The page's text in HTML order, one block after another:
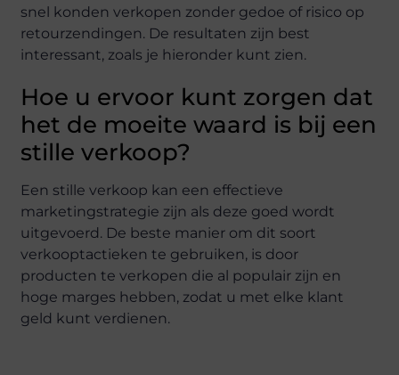
snel konden verkopen zonder gedoe of risico op
retourzendingen. De resultaten zijn best
interessant, zoals je hieronder kunt zien.
Hoe u ervoor kunt zorgen dat
het de moeite waard is bij een
stille verkoop?
Een stille verkoop kan een effectieve
marketingstrategie zijn als deze goed wordt
uitgevoerd. De beste manier om dit soort
verkooptactieken te gebruiken, is door
producten te verkopen die al populair zijn en
hoge marges hebben, zodat u met elke klant
geld kunt verdienen.